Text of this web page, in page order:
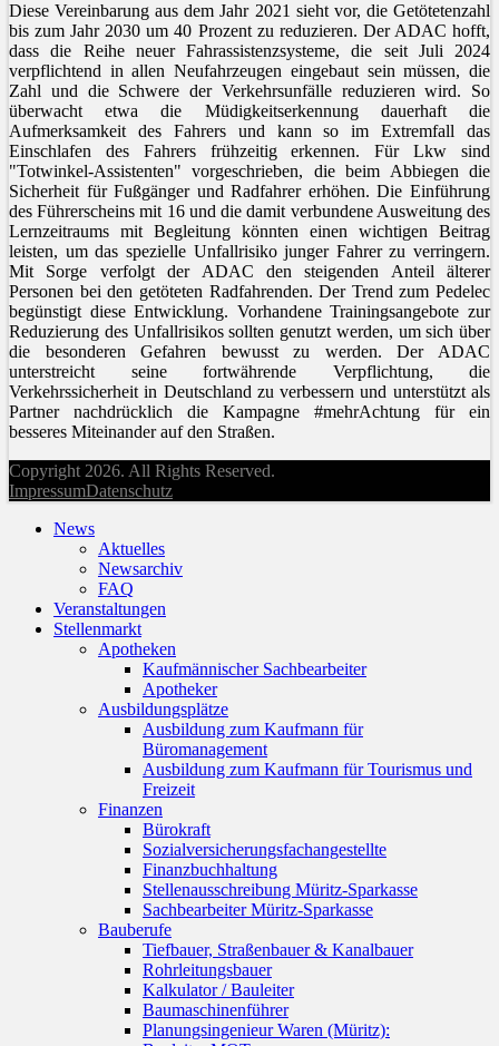
Diese Vereinbarung aus dem Jahr 2021 sieht vor, die Getötetenzahl
bis zum Jahr 2030 um 40 Prozent zu reduzieren. Der ADAC hofft,
dass die Reihe neuer Fahrassistenzsysteme, die seit Juli 2024
verpflichtend in allen Neufahrzeugen eingebaut sein müssen, die
Zahl und die Schwere der Verkehrsunfälle reduzieren wird. So
überwacht etwa die Müdigkeitserkennung dauerhaft die
Aufmerksamkeit des Fahrers und kann so im Extremfall das
Einschlafen des Fahrers frühzeitig erkennen. Für Lkw sind
"Totwinkel-Assistenten" vorgeschrieben, die beim Abbiegen die
Sicherheit für Fußgänger und Radfahrer erhöhen. Die Einführung
des Führerscheins mit 16 und die damit verbundene Ausweitung des
Lernzeitraums mit Begleitung könnten einen wichtigen Beitrag
leisten, um das spezielle Unfallrisiko junger Fahrer zu verringern.
Mit Sorge verfolgt der ADAC den steigenden Anteil älterer
Personen bei den getöteten Radfahrenden. Der Trend zum Pedelec
begünstigt diese Entwicklung. Vorhandene Trainingsangebote zur
Reduzierung des Unfallrisikos sollten genutzt werden, um sich über
die besonderen Gefahren bewusst zu werden. Der ADAC
unterstreicht seine fortwährende Verpflichtung, die
Verkehrssicherheit in Deutschland zu verbessern und unterstützt als
Partner nachdrücklich die Kampagne #mehrAchtung für ein
besseres Miteinander auf den Straßen.
Copyright 2026. All Rights Reserved.
ImpressumDatenschutz
News
Aktuelles
Newsarchiv
FAQ
Veranstaltungen
Stellenmarkt
Apotheken
Kaufmännischer Sachbearbeiter
Apotheker
Ausbildungsplätze
Ausbildung zum Kaufmann für
Büromanagement
Ausbildung zum Kaufmann für Tourismus und
Freizeit
Finanzen
Bürokraft
Sozialversicherungsfachangestellte
Finanzbuchhaltung
Stellenausschreibung Müritz-Sparkasse
Sachbearbeiter Müritz-Sparkasse
Bauberufe
Tiefbauer, Straßenbauer & Kanalbauer
Rohrleitungsbauer
Kalkulator / Bauleiter
Baumaschinenführer
Planungsingenieur Waren (Müritz):